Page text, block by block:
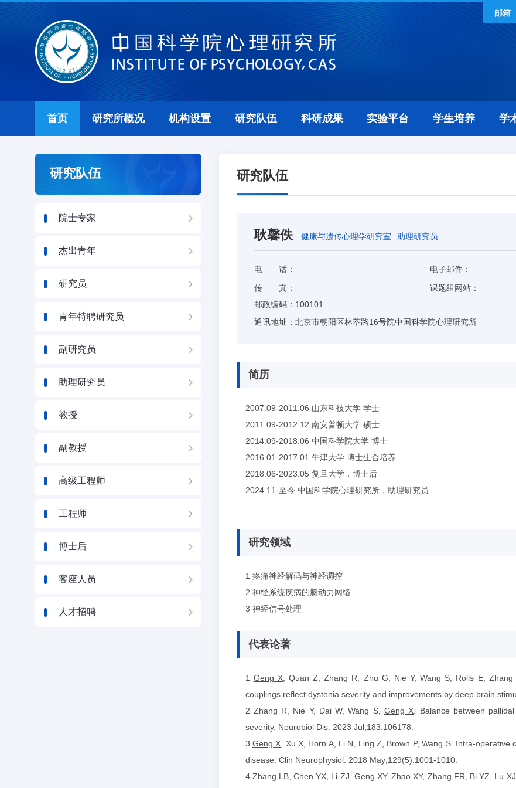
邮箱
首页 研究所概况 机构设置 研究队伍 科研成果 实验平台 学生培养 学
研究队伍
院士专家
杰出青年
研究员
青年特聘研究员
副研究员
助理研究员
教授
副教授
高级工程师
工程师
博士后
客座人员
人才招聘
研究队伍
耿馨佚 健康与遗传心理学研究室 助理研究员
电 话：
电子邮件：
传 真：
课题组网站：
邮政编码： 100101
通讯地址： 北京市朝阳区林萃路16号院中国科学院心理研究所
简历
2007.09-2011.06 山东科技大学 学士
2011.09-2012.12 南安普顿大学 硕士
2014.09-2018.06 中国科学院大学 博士
2016.01-2017.01 牛津大学 博士生合培养
2018.06-2023.05 复旦大学，博士后
2024.11-至今 中国科学院心理研究所，助理研究员
研究领域
1 疼痛神经解码与神经调控
2 神经系统疾病的脑动力网络
3 神经信号处理
代表论著
1 Geng X, Quan Z, Zhang R, Zhu G, Nie Y, Wang S, Rolls E,
couplings reflect dystonia severity and improvements by deep brain
2 Zhang R, Nie Y, Dai W, Wang S, Geng X . Balance between
severity. Neurobiol Dis. 2023 Jul;183:106178.
3 Geng X , Xu X, Horn A, Li N, Ling Z, Brown P, Wang S. Intra-
disease. Clin Neurophysiol. 2018 May;129(5):1001-1010.
4 Zhang LB, Chen YX, Li ZJ, Geng XY, Zhao XY, Zhang FR, Bi YZ, Lu